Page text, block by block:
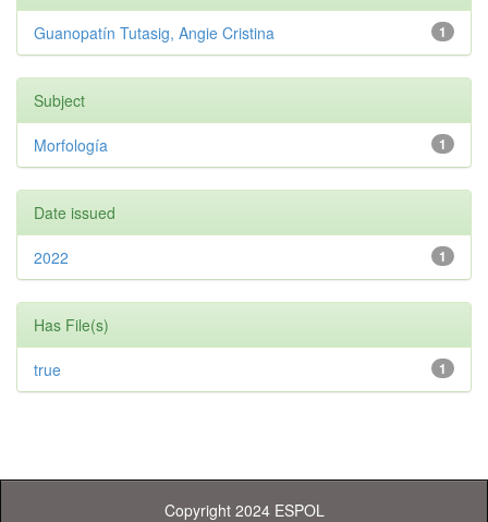
1
Guanopatín Tutasig, Angie Cristina
Subject
1
Morfología
Date issued
1
2022
Has File(s)
1
true
Copyright 2024 ESPOL